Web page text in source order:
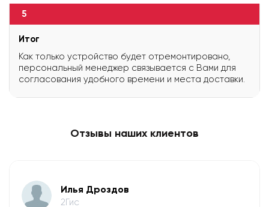
5
Итог
Как только устройство будет отремонтировано,
персональный менеджер связывается с Вами для
согласования удобного времени и места доставки.
Отзывы наших клиентов
Илья Дроздов
2Гис